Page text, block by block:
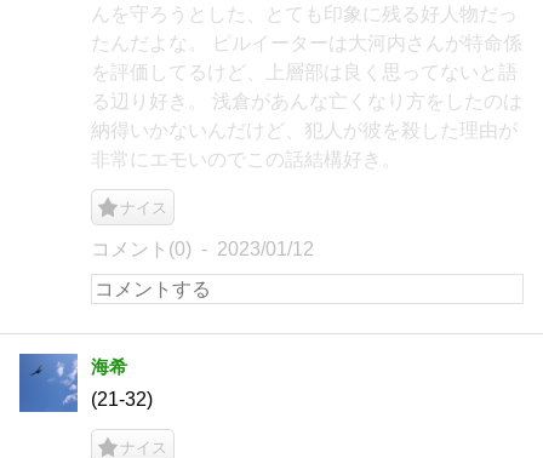
んを守ろうとした、とても印象に残る好人物だっ
たんだよな。 ピルイーターは大河内さんが特命係
を評価してるけど、上層部は良く思ってないと語
る辺り好き。 浅倉があんな亡くなり方をしたのは
納得いかないんだけど、犯人が彼を殺した理由が
非常にエモいのでこの話結構好き。
ナイス
コメント(0) 2023/01/12
海希
(21-32)
ナイス